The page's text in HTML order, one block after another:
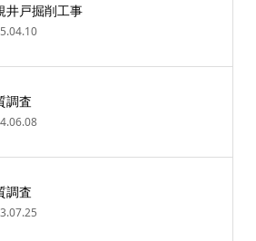
井戸掘削工事
調査
調査